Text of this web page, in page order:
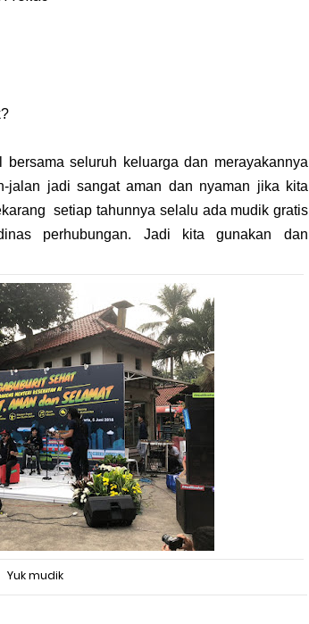
seluruh keluarga dan merayakannya
jalan jadi sangat aman dan nyaman jika kita
setiap tahunnya selalu ada mudik gratis
perhubungan. Jadi kita gunakan dan
Yuk mudik